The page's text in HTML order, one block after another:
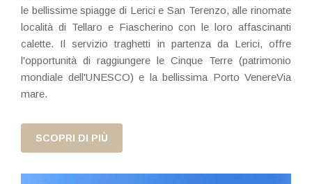
le bellissime spiagge di Lerici e San Terenzo, alle rinomate
località di Tellaro e Fiascherino con le loro affascinanti
calette. Il servizio traghetti in partenza da Lerici, offre
l'opportunità di raggiungere le Cinque Terre (patrimonio
mondiale dell'UNESCO) e la bellissima Porto VenereVia
mare.
SCOPRI DI PIÙ